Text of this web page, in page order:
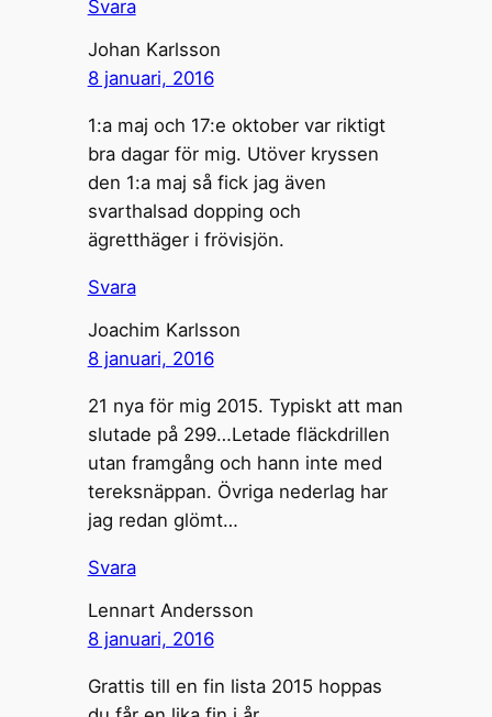
Svara
Johan Karlsson
8 januari, 2016
1:a maj och 17:e oktober var riktigt
bra dagar för mig. Utöver kryssen
den 1:a maj så fick jag även
svarthalsad dopping och
ägretthäger i frövisjön.
Svara
Joachim Karlsson
8 januari, 2016
21 nya för mig 2015. Typiskt att man
slutade på 299…Letade fläckdrillen
utan framgång och hann inte med
tereksnäppan. Övriga nederlag har
jag redan glömt…
Svara
Lennart Andersson
8 januari, 2016
Grattis till en fin lista 2015 hoppas